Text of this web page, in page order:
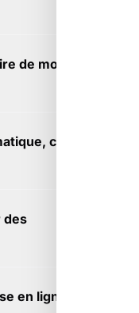
adaptées à
simples et
doubles.
de mon
refusons
les
c'est
de zéro
des
À
en ligne ?